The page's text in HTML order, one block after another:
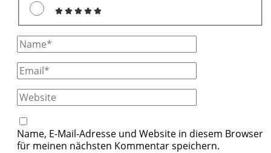
Full
Name
Email
Website
Name, E-Mail-Adresse und Website in diesem Browser
für meinen nächsten Kommentar speichern.